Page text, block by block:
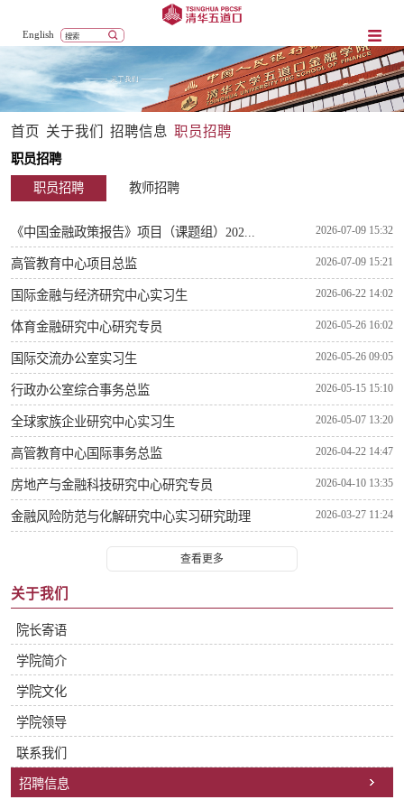
English
首页 关于我们 招聘信息 职员招聘
职员招聘
职员招聘
教师招聘
《中国金融政策报告》项目（课题组）202... 2026-07-09 15:32
高管教育中心项目总监 2026-07-09 15:21
国际金融与经济研究中心实习生 2026-06-22 14:02
体育金融研究中心研究专员 2026-05-26 16:02
国际交流办公室实习生 2026-05-26 09:05
行政办公室综合事务总监 2026-05-15 15:10
全球家族企业研究中心实习生 2026-05-07 13:20
高管教育中心国际事务总监 2026-04-22 14:47
房地产与金融科技研究中心研究专员 2026-04-10 13:35
金融风险防范与化解研究中心实习研究助理 2026-03-27 11:24
查看更多
关于我们
院长寄语
学院简介
学院文化
学院领导
联系我们
招聘信息